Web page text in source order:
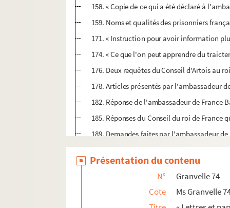
158. « Copie de ce qui a été déclaré à
159. Noms et qualités des prisonniers
171. « Instruction pour avoir information
174. « Ce que l'on peut apprendre du
176. Deux requêtes du Conseil d'Artois au
178. Articles présentés par l'ambassadeur
182. Réponse de l'ambassadeur de
185. Réponses du Conseil du roi de
189. Demandes faites par l'ambassadeur
191. Réponses, du roi de France touchant
193. Requête des sujets espagnols, et
197. Requête au connétable pour avoir
199. Conditions proposées par le duc de
Présentation du contenu
N°
Granvelle 74
Cote
Ms Granvelle